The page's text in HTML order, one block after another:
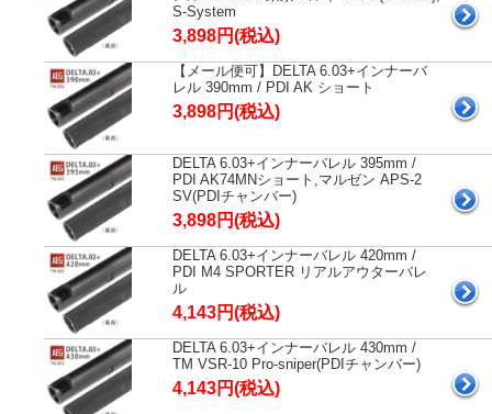
S-System
3,898円(税込)
【メール便可】DELTA 6.03+インナーバ
レル 390mm / PDI AK ショート
3,898円(税込)
DELTA 6.03+インナーバレル 395mm /
PDI AK74MNショート,マルゼン APS-2
SV(PDIチャンバー)
3,898円(税込)
DELTA 6.03+インナーバレル 420mm /
PDI M4 SPORTER リアルアウターバレ
ル
4,143円(税込)
DELTA 6.03+インナーバレル 430mm /
TM VSR-10 Pro-sniper(PDIチャンバー)
4,143円(税込)